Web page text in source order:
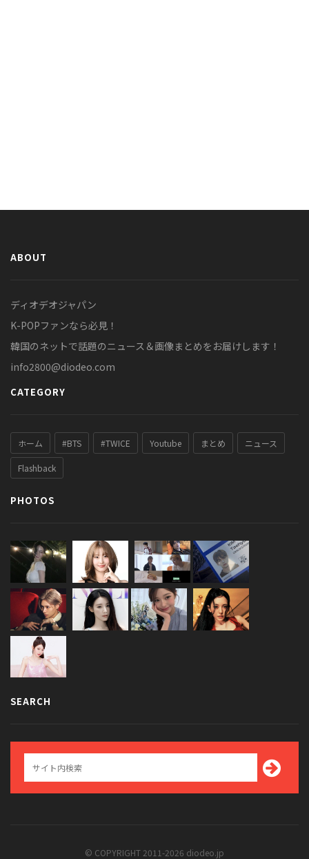
ABOUT
ディオデオジャパン
K-POPファンなら必見！
韓国のネットで話題のニュース＆画像まとめをお届けします！
info2800@diodeo.com
CATEGORY
ホーム #BTS #TWICE Youtube まとめ ニュース
Flashback
PHOTOS
SEARCH
© COPYRIGHT 2011-2026 diodeo.jp